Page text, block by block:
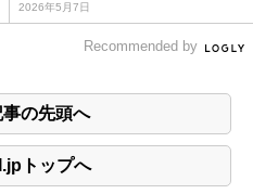
2026年5月7日
Recommended by
事の先頭へ
トップへ